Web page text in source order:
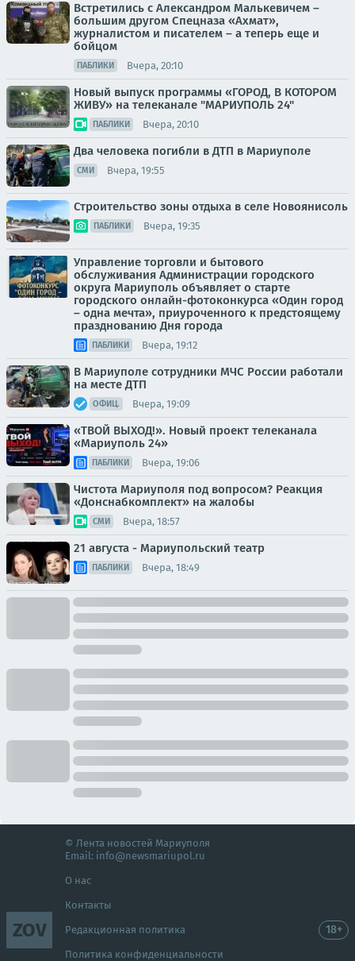
Встретились с Александром Малькевичем –
большим другом Спецназа «Ахмат»,
журналистом и писателем – а теперь еще и
бойцом
ПАБЛИКИ Вчера, 20:10
Новый выпуск программы «ГОРОД, В КОТОРОМ
ЖИВУ» на телеканале "МАРИУПОЛЬ 24"
ПАБЛИКИ Вчера, 20:10
Два человека погибли в ДТП в Мариуполе
СМИ Вчера, 19:55
Строительство зоны отдыха в селе Новоянисоль
ПАБЛИКИ Вчера, 19:35
Управление торговли и бытового
обслуживания Администрации городского
округа Мариуполь объявляет о старте
городского онлайн-фотоконкурса «Один город
– одна мечта», приуроченного к предстоящему
празднованию Дня города
ПАБЛИКИ Вчера, 19:12
В Мариуполе сотрудники МЧС России работали
на месте ДТП
ОФИЦ. Вчера, 19:09
«ТВОЙ ВЫХОД!». Новый проект телеканала
«Мариуполь 24»
ПАБЛИКИ Вчера, 19:06
Чистота Мариуполя под вопросом? Реакция
«Донснабкомплект» на жалобы
СМИ Вчера, 18:57
21 августа - Мариупольский театр
ПАБЛИКИ Вчера, 18:49
ZOV
© Лента новостей Мариуполя
Email: info@newsmariupol.ru
О нас
Контакты
Редакционная политика
Политика конфиденциальности
18+